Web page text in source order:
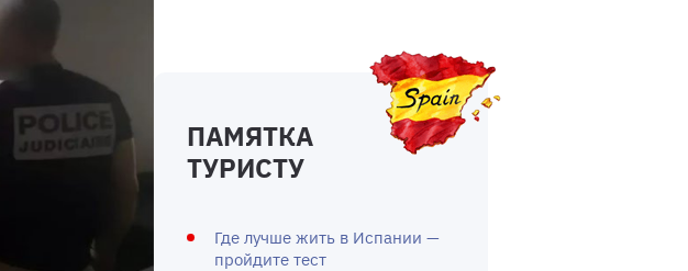
ПАМЯТКА
ТУРИСТУ
Где лучше жить в Испании —
пройдите тест